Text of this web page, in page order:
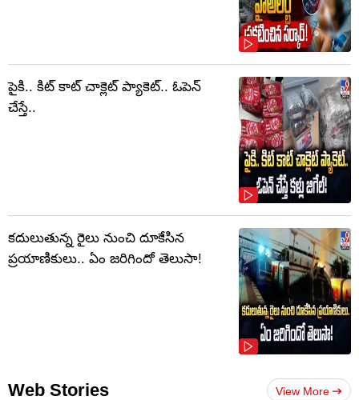
పైకి.. కిట్‌ కాట్‌ చాక్లెట్ ప్యాకెట్‌.. ఓపెన్‌
చేస్తే..
కదులుతున్న రైలు నుంచి దూకేసిన
ప్రయాణికులు.. ఏం జరిగిందో తెలుసా!
Web Stories View More